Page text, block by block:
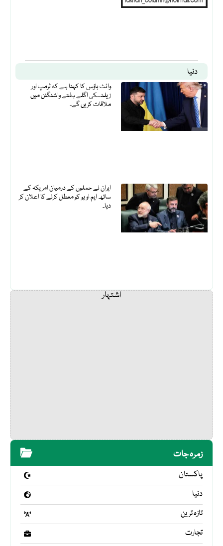
دنیا
وائٹ ہاؤس کا کہنا ہے کہ ٹرمپ اور
زیلنسکی اگلے ہفتے واشنگٹن میں
ملاقات کریں گے۔
ایران نے حملوں کے درمیان امریکہ کے
ساتھ ایم او یو کو معطل کرنے کا اعلان کر
دیا۔
اشتہار
زمرہ جات
پاکستان
دنیا
تازہ ترین
تجارت